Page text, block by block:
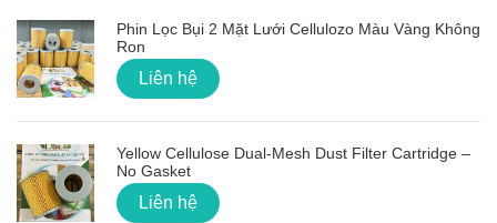
Phin Lọc Bụi 2 Mặt Lưới Cellulozo Màu Vàng Không
Ron
Liên hệ
Yellow Cellulose Dual-Mesh Dust Filter Cartridge –
No Gasket
Liên hệ